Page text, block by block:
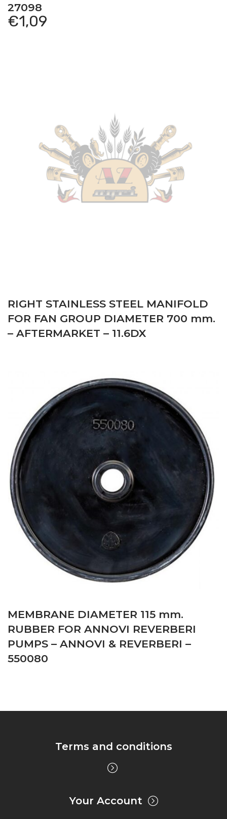
27098
€1,09
RIGHT STAINLESS STEEL MANIFOLD
FOR FAN GROUP DIAMETER 700 mm.
– AFTERMARKET – 11.6DX
MEMBRANE DIAMETER 115 mm.
RUBBER FOR ANNOVI REVERBERI
PUMPS – ANNOVI & REVERBERI –
550080
Terms and conditions
Your Account